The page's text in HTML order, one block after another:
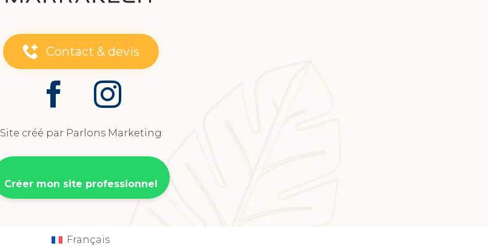
Contact & devis
Site créé par Parlons Marketing
Créer mon site professionnel
Français